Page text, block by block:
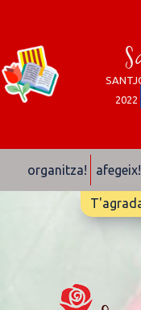
2022
organitza! afegeix!